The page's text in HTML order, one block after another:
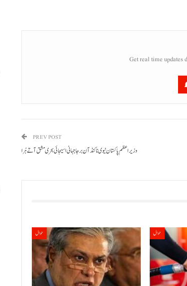
Get real time updates
PREV POST
وزیراعظم پاکستان نیوی نا کنڈ آن برجا جہانی اسیجائی بحری مشق آتے ہُرا
حوال حوال